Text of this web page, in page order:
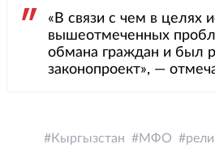
«В связи с чем в целях
вышеотмеченных
обмана граждан и был
законопроект», —
Кыргызстан МФО